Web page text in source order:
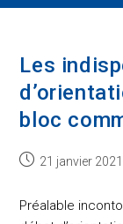
Les
bloc
Post21 janvier 2021
Préalable